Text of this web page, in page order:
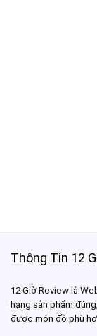
Thông Tin 12
12 Giờ Review là
hạng sản phẩm
được món đồ phù